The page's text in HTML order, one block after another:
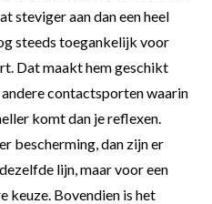
steviger aan dan een heel
steeds toegankelijk voor
Dat maakt hem geschikt
contactsporten waarin
komt dan je reflexen.
bescherming, dan zijn er
lijn, maar voor een
keuze. Bovendien is het